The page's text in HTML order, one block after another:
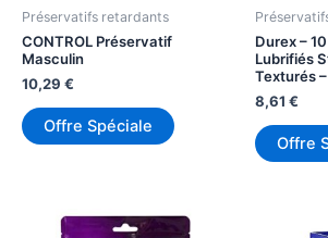
Préservatifs retardants
CONTROL Préservatif
Masculin
10,29 €
Offre Spéciale
Durex –
Lubrifiés
Texturés
8,61 €
Offre